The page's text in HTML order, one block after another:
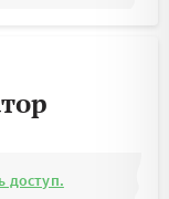
доступ.